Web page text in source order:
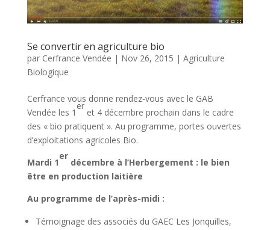
Se convertir en agriculture bio
par Cerfrance Vendée | Nov 26, 2015 | Agriculture
Biologique
Cerfrance vous donne rendez-vous avec le GAB
Vendée les 1
er
et 4 décembre prochain dans le cadre
des « bio pratiquent ». Au programme, portes ouvertes
d’exploitations agricoles Bio.
Mardi 1
er
décembre à l’Herbergement : le bien
être en production laitière
Au programme de l’après-midi :
Témoignage des associés du GAEC Les Jonquilles,